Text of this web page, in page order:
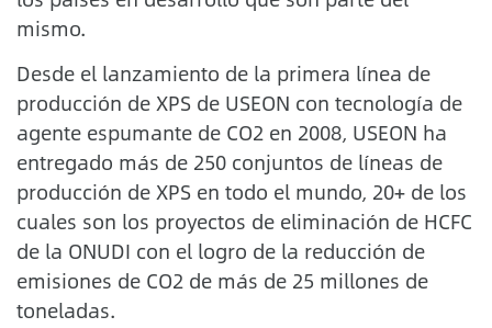
mismo.
Desde el lanzamiento de la primera línea de
producción de XPS de USEON con tecnología de
agente espumante de CO2 en 2008, USEON ha
entregado más de 250 conjuntos de líneas de
producción de XPS en todo el mundo, 20+ de los
cuales son los proyectos de eliminación de HCFC
de la ONUDI con el logro de la reducción de
emisiones de CO2 de más de 25 millones de
toneladas.